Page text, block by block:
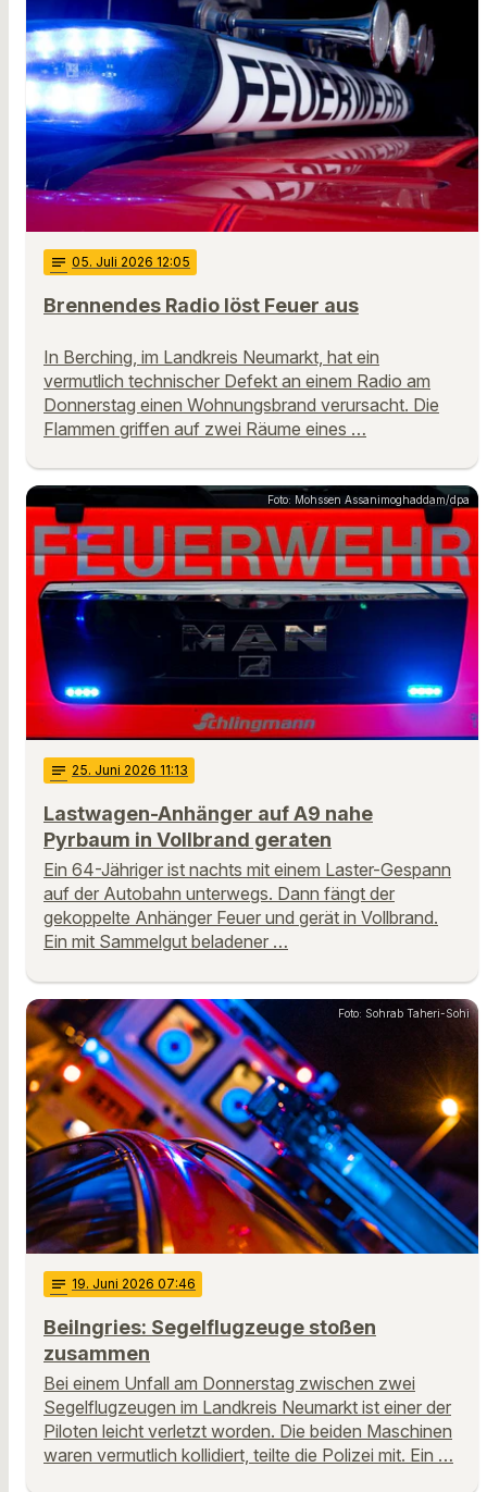
notes 05. Juli 2026 12:05
Brennendes Radio löst Feuer aus
In Berching, im Landkreis Neumarkt, hat ein
vermutlich technischer Defekt an einem Radio am
Donnerstag einen Wohnungsbrand verursacht. Die
Flammen griffen auf zwei Räume eines …
Foto: Mohssen Assanimoghaddam/dpa
notes 25. Juni 2026 11:13
Lastwagen-Anhänger auf A9 nahe
Pyrbaum in Vollbrand geraten
Ein 64-Jähriger ist nachts mit einem Laster-Gespann
auf der Autobahn unterwegs. Dann fängt der
gekoppelte Anhänger Feuer und gerät in Vollbrand.
Ein mit Sammelgut beladener …
Foto: Sohrab Taheri-Sohi
notes 19. Juni 2026 07:46
Beilngries: Segelflugzeuge stoßen
zusammen
Bei einem Unfall am Donnerstag zwischen zwei
Segelflugzeugen im Landkreis Neumarkt ist einer der
Piloten leicht verletzt worden. Die beiden Maschinen
waren vermutlich kollidiert, teilte die Polizei mit. Ein …